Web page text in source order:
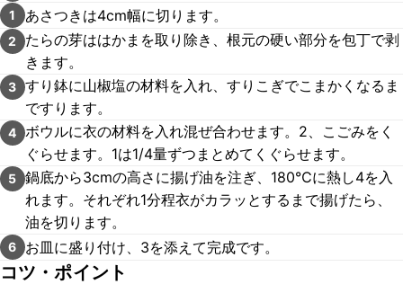
1 あさつきは4cm幅に切ります。
2
たらの芽ははかまを取り除き、根元の硬い部分を包丁で剥
きます。
3 すり鉢に山椒塩の材料を入れ、すりこぎでこまかくなるま
ですります。
4 ボウルに衣の材料を入れ混ぜ合わせます。2、こごみをく
ぐらせます。1は1/4量ずつまとめてくぐらせます。
5 鍋底から3cmの高さに揚げ油を注ぎ、180℃に熱し4を入
れます。それぞれ1分程衣がカラッとするまで揚げたら、
油を切ります。
6 お皿に盛り付け、3を添えて完成です。
コツ・ポイント